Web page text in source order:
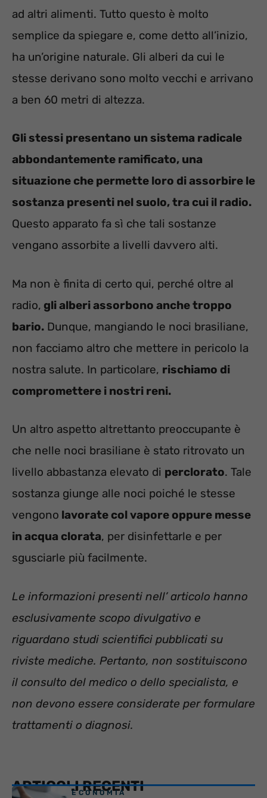
ad altri alimenti. Tutto questo è molto
semplice da spiegare e, come detto all’inizio,
ha un’origine naturale. Gli alberi da cui le
stesse derivano sono molto vecchi e arrivano
a ben 60 metri di altezza.
Gli stessi presentano un sistema radicale
abbondantemente ramificato, una
situazione che permette loro di assorbire le
sostanza presenti nel suolo, tra cui il radio.
Questo apparato fa sì che tali sostanze
vengano assorbite a livelli davvero alti.
Ma non è finita di certo qui, perché oltre al
radio, gli alberi assorbono anche troppo
bario. Dunque, mangiando le noci brasiliane,
non facciamo altro che mettere in pericolo la
nostra salute. In particolare, rischiamo di
compromettere i nostri reni.
Un altro aspetto altrettanto preoccupante è
che nelle noci brasiliane è stato ritrovato un
livello abbastanza elevato di perclorato. Tale
sostanza giunge alle noci poiché le stesse
vengono lavorate col vapore oppure messe
in acqua clorata, per disinfettarle e per
sgusciarle più facilmente.
Le informazioni presenti nell’ articolo hanno
esclusivamente scopo divulgativo e
riguardano studi scientifici pubblicati su
riviste mediche. Pertanto, non sostituiscono
il consulto del medico o dello specialista, e
non devono essere considerate per formulare
trattamenti o diagnosi.
ARTICOLI RECENTI
ECONOMIA